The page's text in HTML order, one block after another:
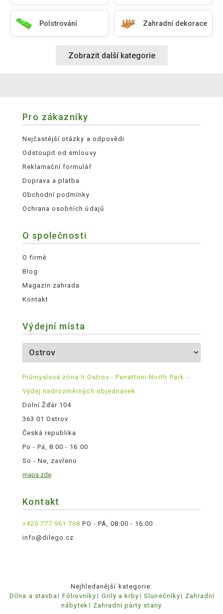
Polstrování Zahradní dekorace
Zobrazit další kategorie
Pro zákazníky
Nejčastější otázky a odpovědi
Odstoupit od smlouvy
Reklamační formulář
Doprava a platba
Obchodní podmínky
Ochrana osobních údajů
O společnosti
O firmě
Blog
Magazín zahrada
Kontakt
Výdejní místa
Průmyslová zóna II Ostrov - Panattoni North Park -
Výdej nadrozměrných objednávek
Dolní Žďár 104
363 01 Ostrov
Česká republika
Po - Pá, 8:00 - 16:00
So - Ne, zavřeno
mapa zde
Kontakt
+420 777 961 768 PO - PÁ, 08:00 - 16:00
info@dilego.cz
Nejhledanější kategorie:
Dílna a stavba
Fóliovníky Grily a krby Slunečníky
Zahradní
nábytek
Zahradní párty stany